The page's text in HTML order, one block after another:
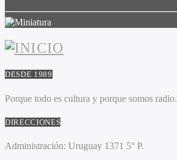
DESDE 1989
Porque todo es cultura y porque somos radio.
DIRECCIONES
Administración: Uruguay 1371 5° P.